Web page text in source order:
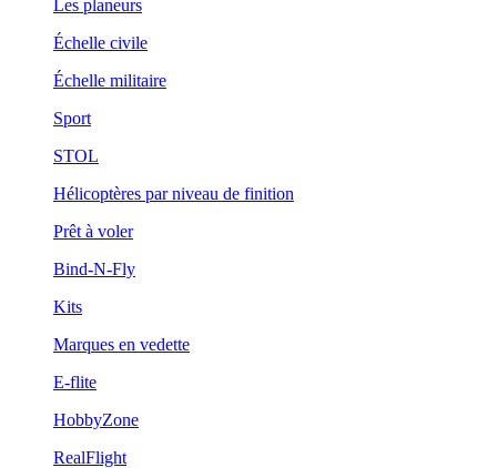
Les planeurs
Échelle civile
Échelle militaire
Sport
STOL
Hélicoptères par niveau de finition
Prêt à voler
Bind-N-Fly
Kits
Marques en vedette
E-flite
HobbyZone
RealFlight